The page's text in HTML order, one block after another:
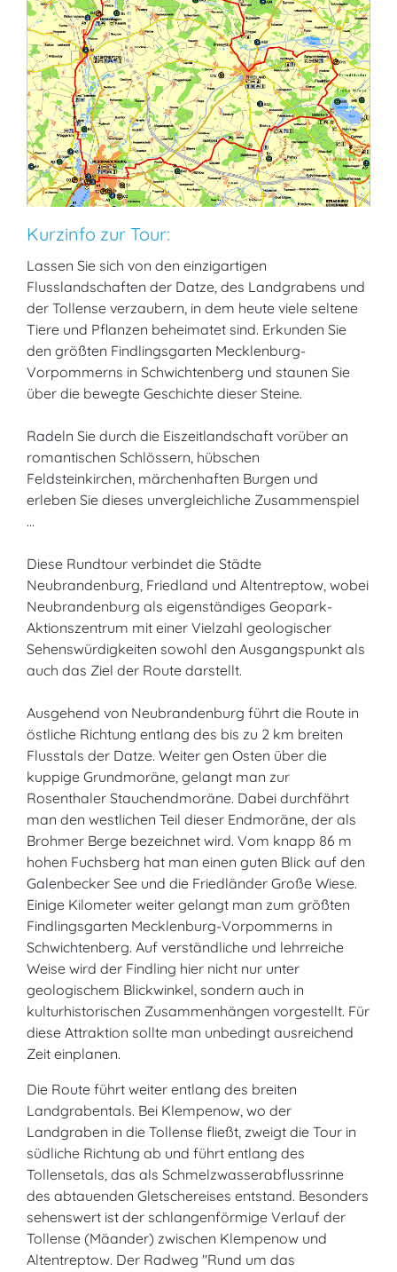
Kurzinfo zur Tour:
Lassen Sie sich von den einzigartigen
Flusslandschaften der Datze, des Landgrabens und
der Tollense verzaubern, in dem heute viele seltene
Tiere und Pflanzen beheimatet sind. Erkunden Sie
den größten Findlingsgarten Mecklenburg-
Vorpommerns in Schwichtenberg und staunen Sie
über die bewegte Geschichte dieser Steine.
Radeln Sie durch die Eiszeitlandschaft vorüber an
romantischen Schlössern, hübschen
Feldsteinkirchen, märchenhaften Burgen und
erleben Sie dieses unvergleichliche Zusammenspiel
...
Diese Rundtour verbindet die Städte
Neubrandenburg, Friedland und Altentreptow, wobei
Neubrandenburg als eigenständiges Geopark-
Aktionszentrum mit einer Vielzahl geologischer
Sehenswürdigkeiten sowohl den Ausgangspunkt als
auch das Ziel der Route darstellt.
Ausgehend von Neubrandenburg führt die Route in
östliche Richtung entlang des bis zu 2 km breiten
Flusstals der Datze. Weiter gen Osten über die
kuppige Grundmoräne, gelangt man zur
Rosenthaler Stauchendmoräne. Dabei durchfährt
man den westlichen Teil dieser Endmoräne, der als
Brohmer Berge bezeichnet wird. Vom knapp 86 m
hohen Fuchsberg hat man einen guten Blick auf den
Galenbecker See und die Friedländer Große Wiese.
Einige Kilometer weiter gelangt man zum größten
Findlingsgarten Mecklenburg-Vorpommerns in
Schwichtenberg. Auf verständliche und lehrreiche
Weise wird der Findling hier nicht nur unter
geologischem Blickwinkel, sondern auch in
kulturhistorischen Zusammenhängen vorgestellt. Für
diese Attraktion sollte man unbedingt ausreichend
Zeit einplanen.
Die Route führt weiter entlang des breiten
Landgrabentals. Bei Klempenow, wo der
Landgraben in die Tollense fließt, zweigt die Tour in
südliche Richtung ab und führt entlang des
Tollensetals, das als Schmelzwasserabflussrinne
des abtauenden Gletschereises entstand. Besonders
sehenswert ist der schlangenförmige Verlauf der
Tollense (Mäander) zwischen Klempenow und
Altentreptow. Der Radweg "Rund um das